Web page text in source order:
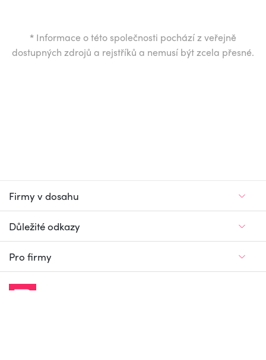
* Informace o této společnosti pochází z veřejně
dostupných zdrojů a rejstříků a nemusí být zcela přesné.
Firmy v dosahu
Důležité odkazy
Pro firmy